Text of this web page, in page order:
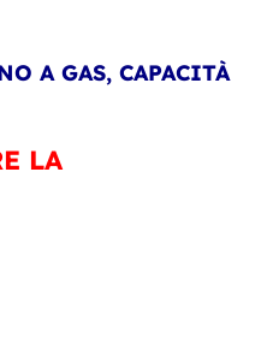
A GAS, CAPACITÀ
LA